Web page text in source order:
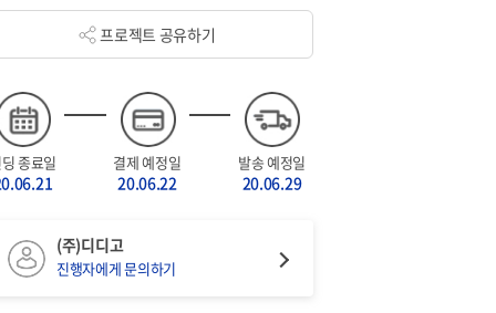
프로젝트 공유하기
종료일 결제 예정일
20.06.22
발송 예정일
20.06.29
(주)디디고
진행자에게 문의하기